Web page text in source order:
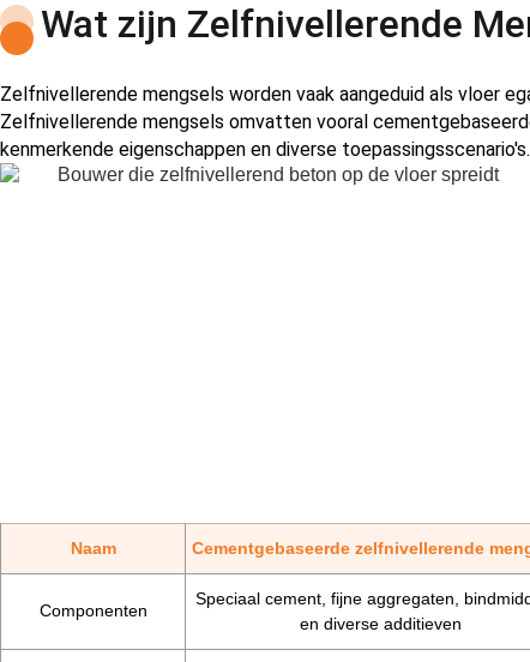
Wat zijn Zelfnivellerende
Zelfnivellerende mengsels worden vaak aangeduid als vloer
Zelfnivellerende mengsels omvatten vooral
kenmerkende eigenschappen en diverse toepassingsscenario's.
Naam Cementgebaseerde zelfnivellerende
Componenten
Speciaal cement, fijne aggregaten,
en diverse additieven